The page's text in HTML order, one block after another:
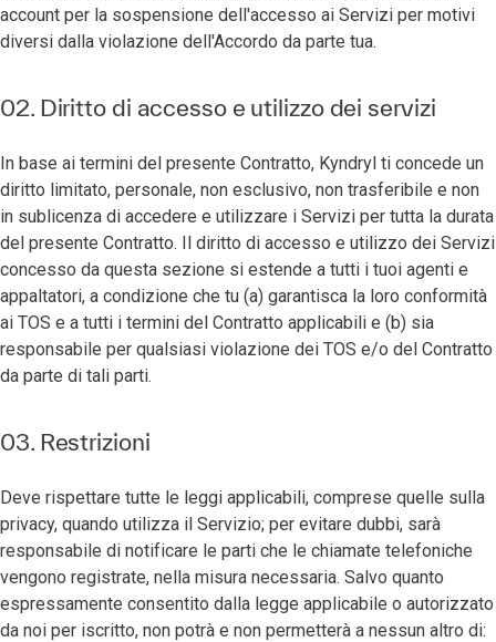
account per la sospensione dell'accesso ai Servizi per motivi
diversi dalla violazione dell'Accordo da parte tua.
02. Diritto di accesso e utilizzo dei servizi
In base ai termini del presente Contratto, Kyndryl ti concede un
diritto limitato, personale, non esclusivo, non trasferibile e non
in sublicenza di accedere e utilizzare i Servizi per tutta la durata
del presente Contratto. Il diritto di accesso e utilizzo dei Servizi
concesso da questa sezione si estende a tutti i tuoi agenti e
appaltatori, a condizione che tu (a) garantisca la loro conformità
ai TOS e a tutti i termini del Contratto applicabili e (b) sia
responsabile per qualsiasi violazione dei TOS e/o del Contratto
da parte di tali parti.
03. Restrizioni
Deve rispettare tutte le leggi applicabili, comprese quelle sulla
privacy, quando utilizza il Servizio; per evitare dubbi, sarà
responsabile di notificare le parti che le chiamate telefoniche
vengono registrate, nella misura necessaria. Salvo quanto
espressamente consentito dalla legge applicabile o autorizzato
da noi per iscritto, non potrà e non permetterà a nessun altro di: